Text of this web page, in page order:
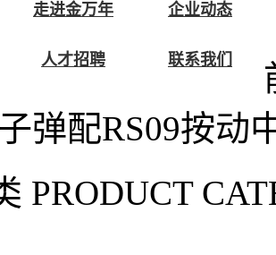
走进金万年 企业动态
人才招聘 联系我们
弹配RS09按动
PRODUCT